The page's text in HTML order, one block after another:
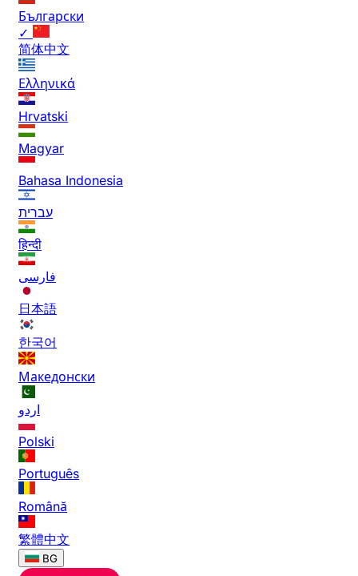
Български
✓
简体中文
Ελληνικά
Hrvatski
Magyar
Bahasa Indonesia
עברית
हिन्दी
فارسی
日本語
한국어
Македонски
اردو
Polski
Português
Română
繁體中文
BG